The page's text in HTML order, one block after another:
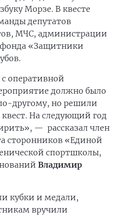
Морзе. В квесте
депутатов
МЧС, администрации
фонда «Защитники
с оперативной
должно было
другому, но решили
На следующий год
— рассказал член
сторонников «Единой
спортшколы,
Владимир
кубки и медали,
вручили